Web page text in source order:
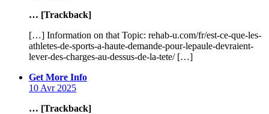
… [Trackback]
[…] Information on that Topic: rehab-u.com/fr/est-ce-que-les-
athletes-de-sports-a-haute-demande-pour-lepaule-devraient-
lever-des-charges-au-dessus-de-la-tete/ […]
Get More Infosays:
10 Avr 2025
… [Trackback]